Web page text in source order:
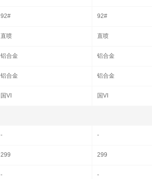
92# 92#
直喷 直喷
铝合金 铝合金
铝合金 铝合金
国VI 国VI
- -
299 299
- -